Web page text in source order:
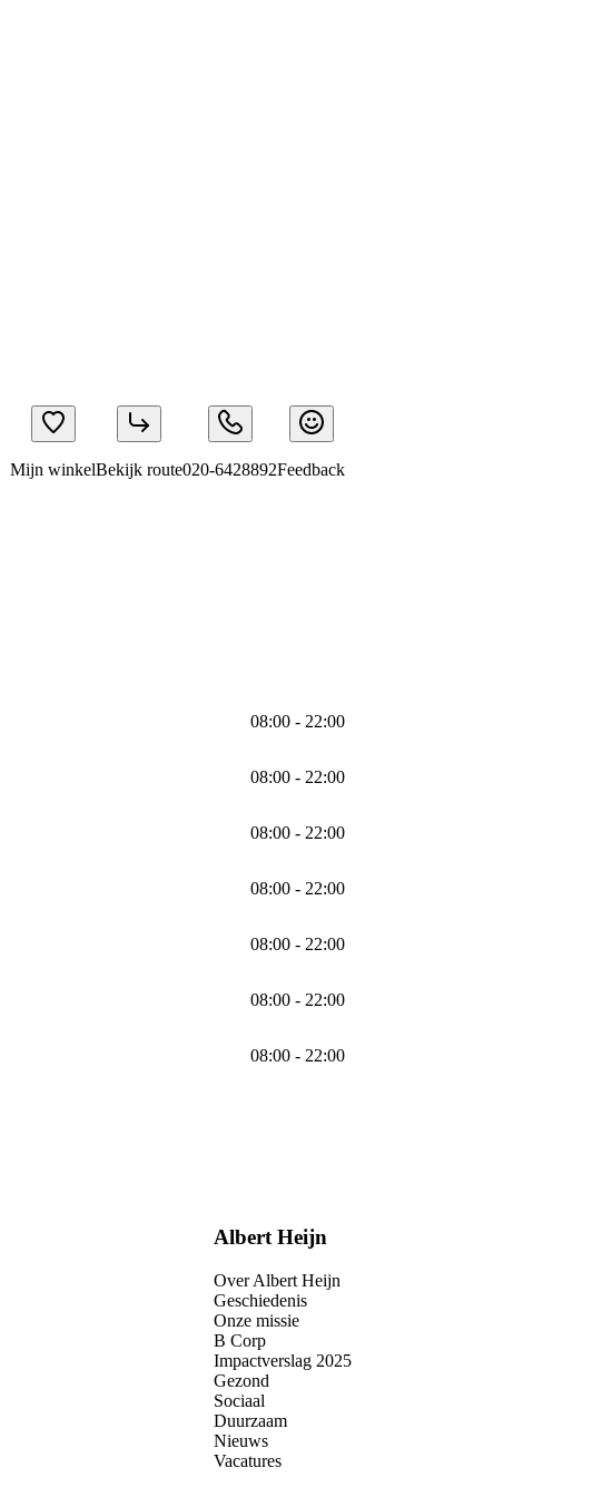
Mijn winkelBekijk route020-6428892Feedback
08:00 - 22:00
08:00 - 22:00
08:00 - 22:00
08:00 - 22:00
08:00 - 22:00
08:00 - 22:00
08:00 - 22:00
Albert Heijn
Over Albert Heijn
Geschiedenis
Onze missie
B Corp
Impactverslag 2025
Gezond
Sociaal
Duurzaam
Nieuws
Vacatures